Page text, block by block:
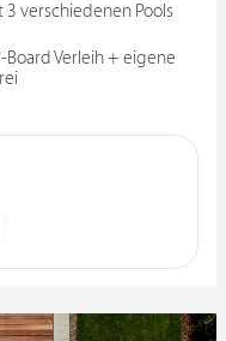
3 verschiedenen Pools
Board Verleih + eigene